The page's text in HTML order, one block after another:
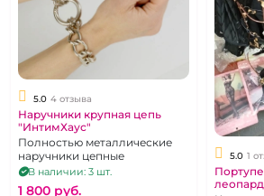
5.0 4 отзыва
Наручники крупная цепь
"ИнтимХаус"
Полностью металлические
наручники цепные
В наличии: 3 шт.
1 800 pуб.
5.0 1